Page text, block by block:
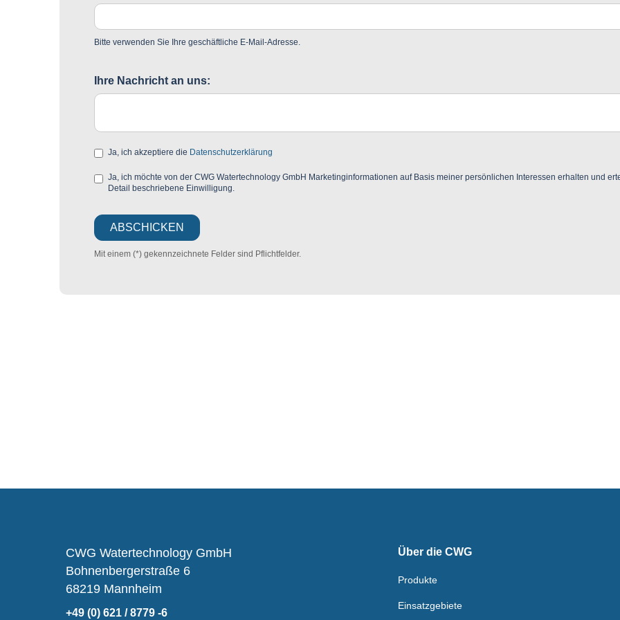
Bitte verwenden Sie Ihre geschäftliche E-Mail-Adresse.
Ihre Nachricht an uns:
Ja, ich akzeptiere die Datenschutzerklärung
Ja, ich möchte von der CWG Watertechnology GmbH Marketinginformationen auf Basis meiner persönlichen Interessen erhalten und
Detail beschriebene Einwilligung.
Mit einem (*) gekennzeichnete Felder sind Pflichtfelder.
CWG Watertechnology GmbH
Bohnenbergerstraße 6
68219 Mannheim
+49 (0) 621 / 8779 -6
Über die CWG
Produkte
Einsatzgebiete